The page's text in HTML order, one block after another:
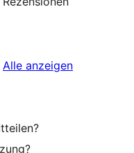
Alle Rezensionen
anzeigen